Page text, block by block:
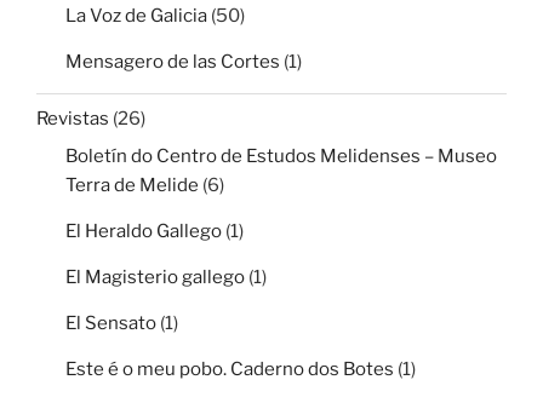
La Voz de Galicia (50)
Mensagero de las Cortes (1)
Revistas (26)
Boletín do Centro de Estudos Melidenses – Museo
Terra de Melide (6)
El Heraldo Gallego (1)
El Magisterio gallego (1)
El Sensato (1)
Este é o meu pobo. Caderno dos Botes (1)